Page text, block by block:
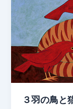
３羽の鳥と